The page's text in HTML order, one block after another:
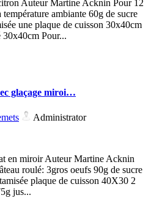
Auteur Martine Acknin Pour 12
ambiante 60g de sucre
une plaque de cuisson 30x40cm
30x40cm Pour...
glaçage miroi…
Administrator
en miroir Auteur Martine Acknin
roulé: 3gros oeufs 90g de sucre
plaque de cuisson 40X30 2
jus...